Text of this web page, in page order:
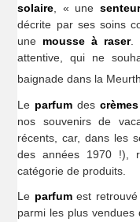
solaire , « une
décrite par ses soins
une mousse à raser.
attentive, qui ne
baignade dans la
Le parfum des
nos souvenirs de
récents, car, dans les
des années 1970 !),
catégorie de produits.
Le parfumest retrouvé
parmi les plus vendues